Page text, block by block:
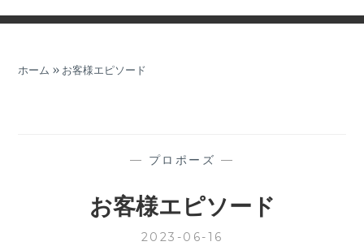
ス
ホーム » お客様エピソード
— プロポーズ —
お客様エピソード
2023-06-16